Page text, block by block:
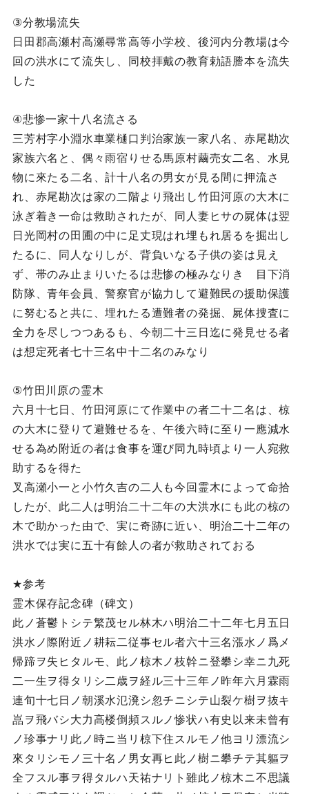
③分教場流失
日田郡高瀬村高瀬尋常高等小学校、後河内分教場は今
回の洪水にて流失し、同校拝戴の教育勅語謄本を流失
した
④悲惨一家十八名流さる
三芳村字小淵水車業樋口判治家族一家八名、赤尾勘次
家族六名と、偶々雨宿りせる馬原村繭売女二名、水見
物に來たる二名、計十八名の男女が見る間に押流さ
れ、赤尾勘次は家の二階より飛出し竹田河原の大木に
泳ぎ着き一命は救助されたが、同人妻ヒサの屍体は翌
日光岡村の田圃の中に足丈現はれ埋もれ居るを掘出し
たるに、同人なりしが、背負いなる子供の姿は見え
ず、帯のみ止まりいたるは悲惨の極みなりき 目下消
防隊、青年会員、警察官が協力して避難民の援助保護
に努むると共に、埋れたる遭難者の発掘、屍体捜査に
全力を尽しつつあるも、今朝二十三日迄に発見せる者
は想定死者七十三名中十二名のみなり
⑤竹田川原の霊木
六月十七日、竹田河原にて作業中の者二十二名は、椋
の大木に登りて避難せるを、午後六時に至り一應減水
せる為め附近の者は食事を運び同九時頃より一人宛救
助するを得た
叉高瀬小一と小竹久吉の二人も今回霊木によって命拾
したが、此二人は明治二十二年の大洪水にも此の椋の
木で助かった由で、実に奇跡に近い、明治二十二年の
洪水では実に五十有餘人の者が救助されておる
★参考
霊木保存記念碑（碑文）
此ノ蒼鬱トシテ繁茂セル林木ハ明治二十二年七月五日
洪水ノ際附近ノ耕耘二従事セル者六十三名漲水ノ爲メ
帰蹄ヲ失ヒタルモ、此ノ椋木ノ枝幹ニ登攀シ幸ニ九死
二一生ヲ得タリシ二歳ヲ経ル三十三年ノ昨年六月霖雨
連旬十七日ノ朝溪水氾溌シ忽チニシテ山裂ケ樹ヲ抜キ
嵓ヲ飛バシ大力高楼倒頻スルノ惨状ハ有史以来未曾有
ノ珍事ナリ此ノ時ニ当リ椋下住スルモノ他ヨリ漂流シ
來タリシモノ三十名ノ男女再ヒ此ノ樹ニ攀チテ其軀ヲ
全フスル事ヲ得タルハ天祐ナリト雖此ノ椋木ニ不思議